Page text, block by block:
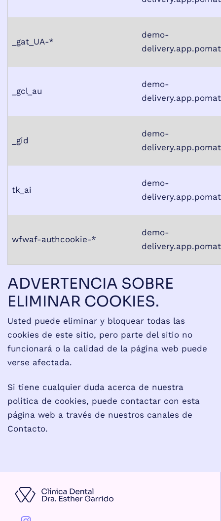
_gat_UA-*
demo-
_gcl_au
demo-
_gid
demo-
tk_ai
demo-
wfwaf-authcookie-*
demo-
ADVERTENCIA SOBRE
ELIMINAR COOKIES.
Usted puede eliminar y bloquear todas las
cookies de este sitio, pero parte del sitio no
funcionará o la calidad de la página web puede
verse afectada.
Si tiene cualquier duda acerca de nuestra
política de cookies, puede contactar con esta
página web a través de nuestros canales de
Contacto.